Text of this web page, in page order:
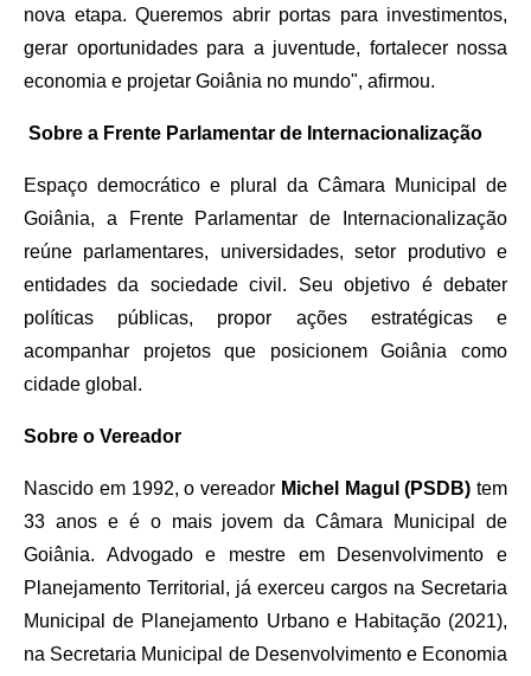
nova etapa. Queremos abrir portas para investimentos,
gerar oportunidades para a juventude, fortalecer nossa
economia e projetar Goiânia no mundo", afirmou.
Sobre a Frente Parlamentar de Internacionalização
Espaço democrático e plural da Câmara Municipal de
Goiânia, a Frente Parlamentar de Internacionalização
reúne parlamentares, universidades, setor produtivo e
entidades da sociedade civil. Seu objetivo é debater
políticas públicas, propor ações estratégicas e
acompanhar projetos que posicionem Goiânia como
cidade global.
Sobre o Vereador
Nascido em 1992, o vereador Michel Magul (PSDB) tem
33 anos e é o mais jovem da Câmara Municipal de
Goiânia. Advogado e mestre em Desenvolvimento e
Planejamento Territorial, já exerceu cargos na Secretaria
Municipal de Planejamento Urbano e Habitação (2021),
na Secretaria Municipal de Desenvolvimento e Economia